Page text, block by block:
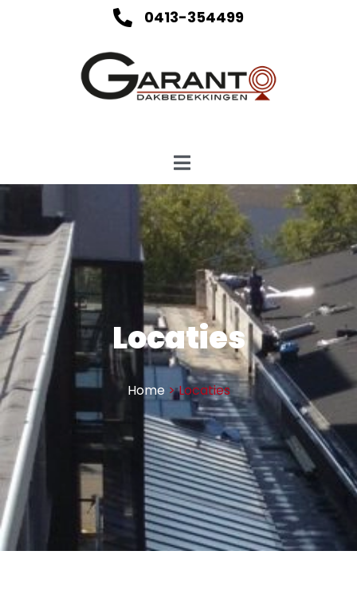
0413-354499
Locaties
Home > Locaties